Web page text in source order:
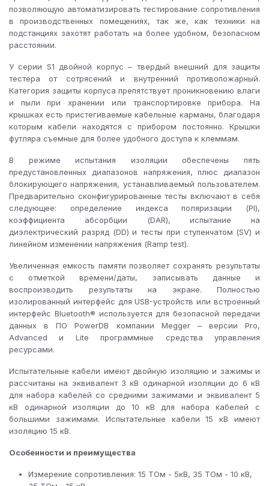
позволяющую автоматизировать тестирование сопротивления
в производственных помещениях, так же, как техники на
подстанциях захотят работать на более удобном, безопасном
расстоянии.
У серии S1 двойной корпус – твердый внешний для защиты
тестера от сотрясений и внутренний противопожарный.
Категория защиты корпуса препятствует проникновению влаги
и пыли при хранении или транспортировке прибора. На
крышках есть пристегиваемые кабельные карманы, благодаря
которым кабели находятся с прибором постоянно. Крышки
футляра съемные для более удобного доступа к клеммам.
В режиме испытания изоляции обеспечены пять
предустановленных диапазонов напряжения, плюс диапазон
блокирующего напряжения, устанавливаемый пользователем.
Предварительно сконфигурированные тесты включают в себя
следующее: определение индекса поляризации (PI),
коэффициента абсорбции (DAR), испытание на
диэлектрический разряд (DD) и тесты при ступенчатом (SV) и
линейном изменении напряжения (Ramp test).
Увеличенная емкость памяти позволяет сохранять результаты
с отметкой времени/даты, записывать данные и
воспроизводить результаты на экране. Полностью
изолированный интерфейс для USB-устройств или встроенный
интерфейс Bluetooth® используется для безопасной передачи
данных в ПО PowerDB компании Megger – версии Pro,
Advanced и Lite программные средства управления
ресурсами.
Испытательные кабели имеют двойную изоляцию и зажимы и
рассчитаны на эквивалент 3 кВ одинарной изоляции до 6 кВ
для набора кабелей со средними зажимами и эквивалент 5
кВ одинарной изоляции до 10 кВ для набора кабелей с
большими зажимами. Испытательные кабели 15 кВ имеют
изоляцию 15 кВ.
Особенности и преимущества
Измерение сопротивления: 15 ТОм - 5кВ, 35 ТОм - 10 кВ,